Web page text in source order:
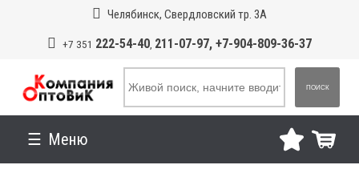
Челябинск, Свердловский тр. 3А
+7 351 222-54-40, 211-07-97, +7-904-809-36-37
ПОИСК
Меню